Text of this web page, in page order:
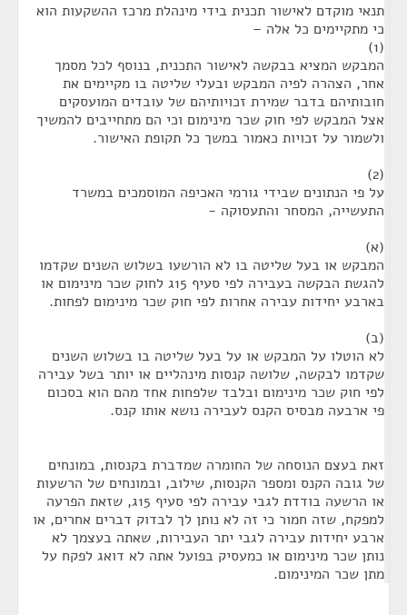
תנאי מוקדם לאישור תכנית בידי מינהלת מרכז ההשקעות הוא
כי מתקיימים כל אלה –
(1)
המבקש המציא בבקשה לאישור התכנית, בנוסף לכל מסמך
אחר, הצהרה לפיה המבקש ובעלי שליטה בו מקיימים את
חובותיהם בדבר שמירת זכויותיהם של עובדים המועסקים
אצל המבקש לפי חוק שכר מינימום וכי הם מתחייבים להמשיך
ולשמור על זכויות כאמור במשך כל תקופת האישור.
(2)
על פי הנתונים שבידי גורמי האכיפה המוסמכים במשרד
התעשייה, המסחר והתעסוקה -
(א)
המבקש או בעל שליטה בו לא הורשעו בשלוש השנים שקדמו
להגשת הבקשה בעבירה לפי סעיף 15ג לחוק שכר מינימום או
בארבע יחידות עבירה אחרות לפי חוק שכר מינימום לפחות.
(ב)
לא הוטלו על המבקש או על בעל שליטה בו בשלוש השנים
שקדמו לבקשה, שלושה קנסות מינהליים או יותר בשל עבירה
לפי חוק שכר מינימום ובלבד שלפחות אחד מהם הוא בסכום
פי ארבעה מבסיס הקנס לעבירה נושא אותו קנס.
זאת בעצם הנוסחה של החומרה שמדברת בקנסות, במונחים
של גובה הקנס ומספר הקנסות, שילוב, ובמונחים של הרשעות
או הרשעה בודדת לגבי עבירה לפי סעיף 15ג, שזאת הפרעה
למפקח, שזה חמור כי זה לא נותן לך לבדוק דברים אחרים, או
ארבע יחידות עבירה לגבי יתר העבירות, שאתה בעצמך לא
נותן שכר מינימום או כמעסיק בפועל אתה לא דואג לפקח על
מתן שכר המינימום.